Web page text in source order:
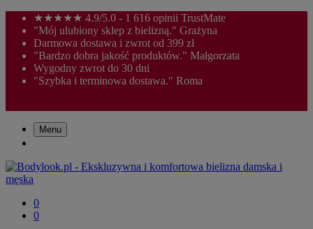
★★★★★ 4.9/5.0 - 1 616 opinii TrustMate
"Mój ulubiony sklep z bielizną." Grażyna
Darmowa dostawa i zwrot od 399 zł
"Bardzo dobra jakość produktów." Małgorzata
Wygodny zwrot do 30 dni
"Szybka i terminowa dostawa." Roma
Menu
0
0